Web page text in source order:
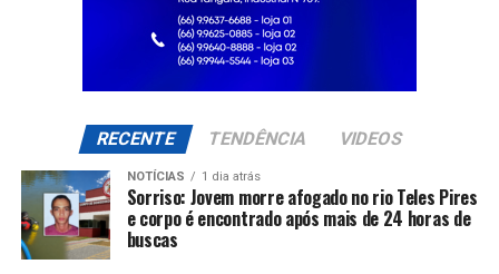
RECENTE TENDÊNCIA VIDEOS
NOTÍCIAS 1 dia atrás
Sorriso: Jovem morre afogado no rio Teles Pires
e corpo é encontrado após mais de 24 horas de
buscas